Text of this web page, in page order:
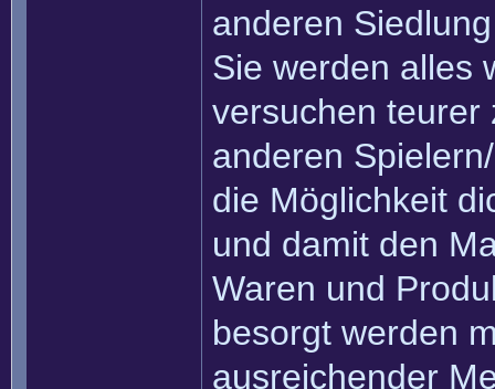
anderen
Sie werden alles
versuchen teurer
anderen
die Möglichkeit
und damit den
Waren und
besorgt werden
ausreichender